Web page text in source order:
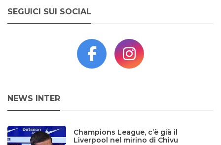
SEGUICI SUI SOCIAL
NEWS INTER
Champions League, c’è già il
Liverpool nel mirino di Chivu